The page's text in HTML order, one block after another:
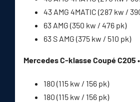
43 AMG 4MATIC (287 kw /
63 AMG (350 kw / 476 pk)
63 S AMG (375 kw / 510 pk)
Mercedes C-klasse Coupé C205 •
180 (115 kw / 156 pk)
180 (115 kw / 156 pk)